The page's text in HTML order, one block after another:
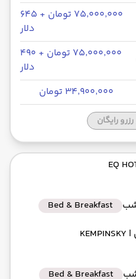
۷۵٬۰۰۰٬۰۰۰ تومان + ۶۴۵
دلار
۷۵٬۰۰۰٬۰۰۰ تومان + ۴۹۰
دلار
۳۴٬۹۰۰٬۰۰۰ تومان
رایگان
Bed & Breakfast
| KEMPINSKY
Bed & Breakfast